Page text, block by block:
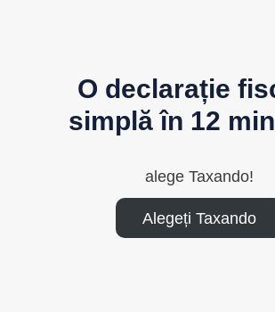
O declarație
simplă în 12
alege Taxando!
Alegeți Taxando